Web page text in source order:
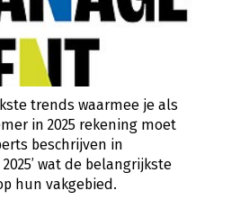
trends waarmee je als
in 2025 rekening moet
beschrijven in
wat de belangrijkste
hun vakgebied.